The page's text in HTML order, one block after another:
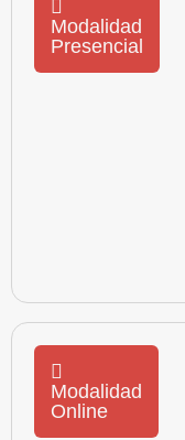
Modalidad
Presencial
Modalidad
Online